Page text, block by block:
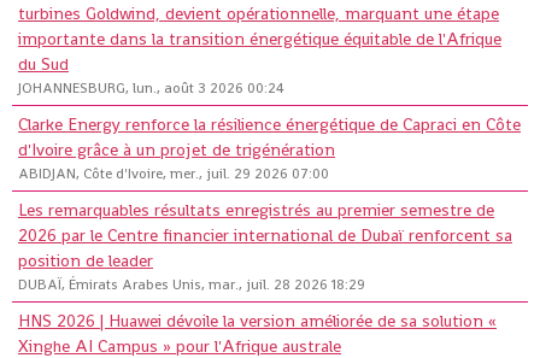
turbines Goldwind, devient opérationnelle, marquant une étape
importante dans la transition énergétique équitable de l'Afrique
du Sud
JOHANNESBURG, lun., août 3 2026 00:24
Clarke Energy renforce la résilience énergétique de Capraci en Côte
d'Ivoire grâce à un projet de trigénération
ABIDJAN, Côte d'Ivoire, mer., juil. 29 2026 07:00
Les remarquables résultats enregistrés au premier semestre de
2026 par le Centre financier international de Dubaï renforcent sa
position de leader
DUBAÏ, Émirats Arabes Unis, mar., juil. 28 2026 18:29
HNS 2026 | Huawei dévoile la version améliorée de sa solution «
Xinghe AI Campus » pour l'Afrique australe